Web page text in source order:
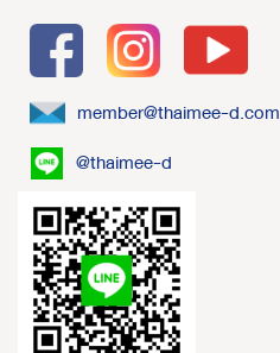
member@thaimee-d.com
@thaimee-d